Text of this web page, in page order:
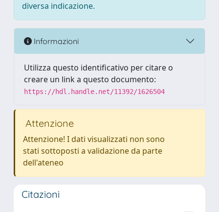
diversa indicazione.
Informazioni
Utilizza questo identificativo per citare o
creare un link a questo documento:
https://hdl.handle.net/11392/1626504
Attenzione
Attenzione! I dati visualizzati non sono
stati sottoposti a validazione da parte
dell'ateneo
Citazioni